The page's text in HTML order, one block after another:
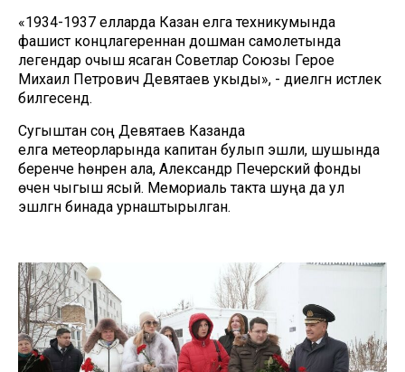
«1934-1937 елларда Казан елга техникумында
фашист концлагереннан дошман самолетында
легендар очыш ясаган Советлар Союзы Герое
Михаил Петрович Девятаев укыды», - диелгән истәлек
билгесендә.
Сугыштан соң Девятаев Казанда
елга метеорларында капитан булып эшли, шушында
беренче һөнәрен ала, Александр Печерский фонды
өчен чыгыш ясый. Мемориаль такта шуңа да ул
эшләгән бинада урнаштырылган.